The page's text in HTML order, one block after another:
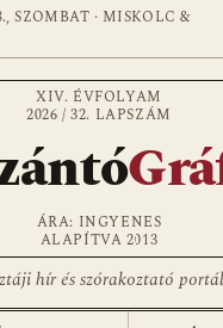
SZOMBAT · MISKOLC &
XIV. ÉVFOLYAM
2026 / 32. LAPSZÁM
ÁRA: INGYENES
ALAPÍTVA 2013
hír és szórakoztató portál